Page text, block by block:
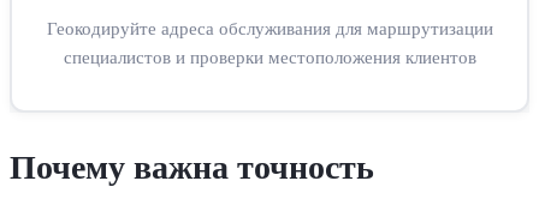
Геокодируйте адреса обслуживания для маршрутизации
специалистов и проверки местоположения клиентов
Почему важна точность